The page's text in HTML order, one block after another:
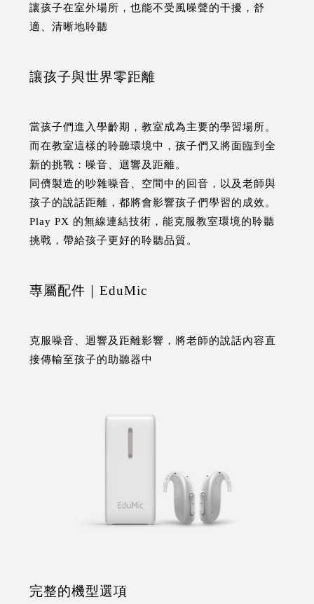
讓孩子在室外場所，也能不受風噪聲的干擾，舒
適、清晰地聆聽
讓孩子與世界零距離
當孩子們進入學齡期，教室成為主要的學習場所。
而在教室這樣的聆聽環境中，孩子們又將面臨到全
新的挑戰：噪音、迴響及距離。
同儕製造的吵雜噪音、空間中的回音，以及老師與
孩子的說話距離，都將會影響孩子們學習的成效。
Play PX 的無線連結技術，能克服教室環境的聆聽
挑戰，帶給孩子更好的聆聽品質。
專屬配件｜EduMic
克服噪音、迴響及距離影響，將老師的說話內容直
接傳輸至孩子的助聽器中
完整的機型選項